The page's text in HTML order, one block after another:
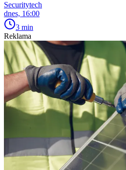
Securitytech
dnes, 16:00
3 min
Reklama